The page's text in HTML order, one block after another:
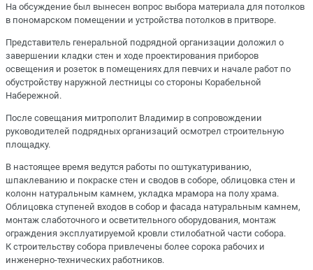
На обсуждение был вынесен вопрос выбора материала для потолков
в пономарском помещении и устройства потолков в притворе.
Представитель генеральной подрядной организации доложил о
завершении кладки стен и ходе проектирования приборов
освещения и розеток в помещениях для певчих и начале работ по
обустройству наружной лестницы со стороны Корабельной
Набережной.
После совещания митрополит Владимир в сопровождении
руководителей подрядных организаций осмотрел строительную
площадку.
В настоящее время ведутся работы по оштукатуриванию,
шпаклеванию и покраске стен и сводов в соборе, облицовка стен и
колонн натуральным камнем, укладка мрамора на полу храма.
Облицовка ступеней входов в собор и фасада натуральным камнем,
монтаж слаботочного и осветительного оборудования, монтаж
ограждения эксплуатируемой кровли стилобатной части собора.
К строительству собора привлечены более сорока рабочих и
инженерно-технических работников.